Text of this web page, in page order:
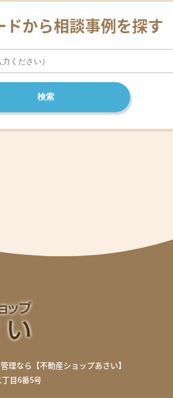
ドから相談事例を探す
理なら 【不動産ショップあさい】
目6番5号